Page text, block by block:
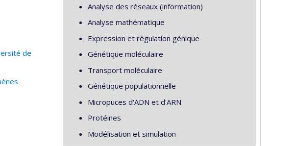
de
Analyse des réseaux (information)
Analyse mathématique
Expression et régulation génique
Génétique moléculaire
Transport moléculaire
Génétique populationnelle
Micropuces d'ADN et d'ARN
Protéines
Modélisation et simulation